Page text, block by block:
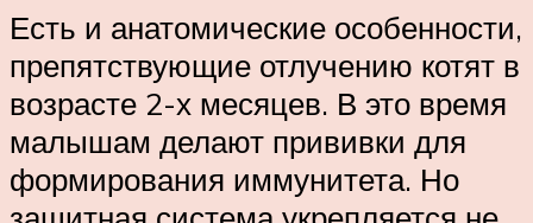
Есть и анатомические особенности,
препятствующие отлучению котят в
возрасте 2-х месяцев. В это время
малышам делают прививки для
формирования иммунитета. Но